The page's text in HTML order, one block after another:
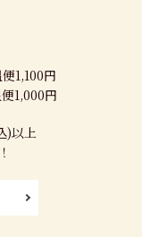
1,100円
1,000円
)以上